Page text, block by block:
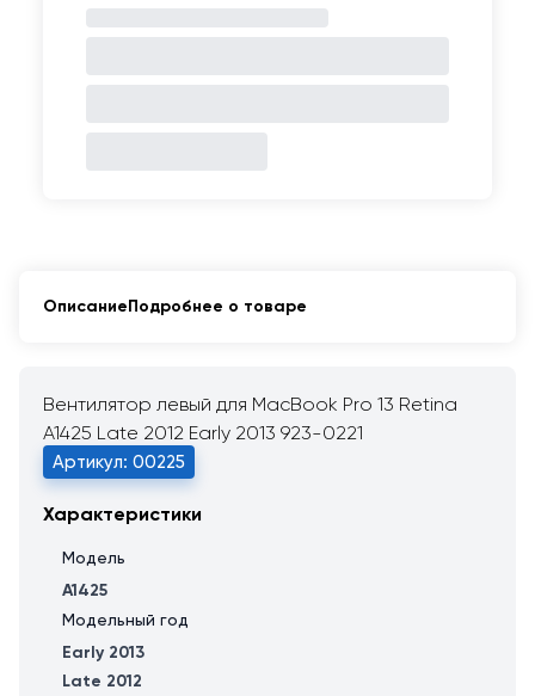
ОписаниеПодробнее о товаре
Вентилятор левый для MacBook Pro 13 Retina
A1425 Late 2012 Early 2013 923-0221
Артикул: 00225
Характеристики
Модель
A1425
Модельный год
Early 2013
Late 2012